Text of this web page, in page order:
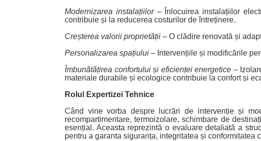
Modernizarea instalațiilor– Înlocuirea instalațiilor
contribuie și la reducerea costurilor de întreținere.
Creșterea valorii proprietății – O clădire renovată și
Personalizarea spațiului – Intervențiile și modificările
Îmbunătățirea confortului și eficienței energetice –
materiale durabile și ecologice contribuie la confort și
Rolul Expertizei Tehnice
Când vine vorba despre lucrări de intervenție și
recompartimentare, termoizolare, schimbare de
esențial. Aceasta reprezintă o evaluare detaliată a
pentru a garanta siguranța, integritatea și conformitatea